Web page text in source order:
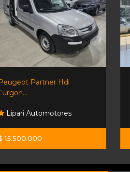
Partner Hdi
Lipari Automotores
15.500.000